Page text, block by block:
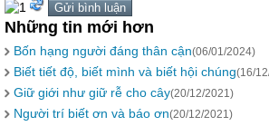
Những tin mới hơn
Bốn hạng người đáng thân cận(06/01/2024)
Biết tiết độ, biết mình và biết hội chúng(16/
Giữ giới như giữ rễ cho cây(20/12/2021)
Người trí biết ơn và báo ơn(20/12/2021)